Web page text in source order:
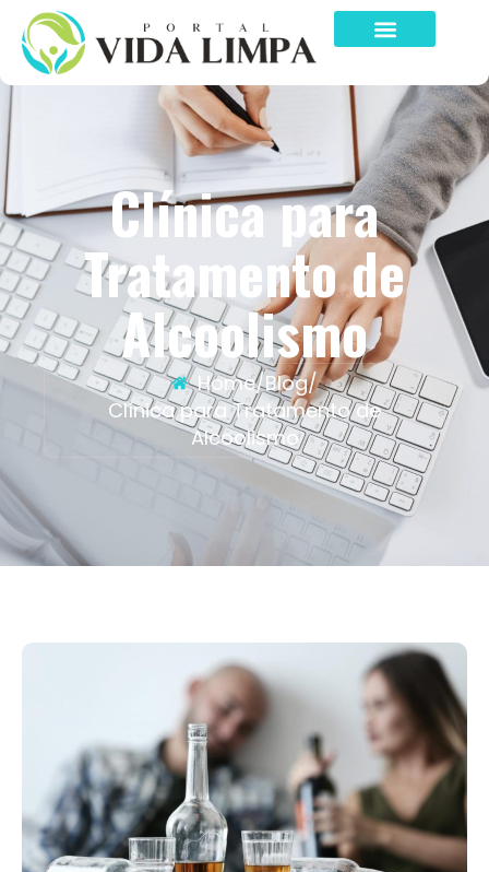
Clínica para
Tratamento de
Alcoolismo
Home/Blog/
Clínica para Tratamento de
Alcoolismo